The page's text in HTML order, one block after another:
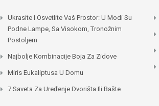
Ukrasite I Osvetlite Vaš Prostor: U Modi Su
Podne Lampe, Sa Visokom, Tronožnim
Postoljem
Najbolje Kombinacije Boja Za Zidove
Miris Eukaliptusa U Domu
7 Saveta Za Uređenje Dvorišta Ili Bašte